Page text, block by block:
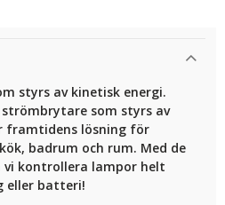
styrs av kinetisk energi.
som styrs av
framtidens lösning för
badrum och rum. Med de
kontrollera lampor helt
eller batteri!